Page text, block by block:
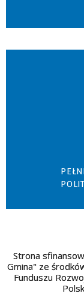
Strona
Gmina" ze
Funduszu